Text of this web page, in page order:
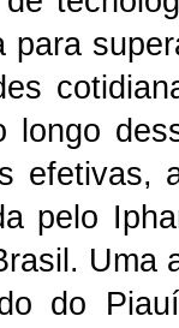
para
longo
efetivas,
pelo
Uma
do